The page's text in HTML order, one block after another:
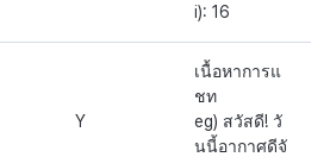
i): 16
Y
เนื้อหาการแ
ชท
eg) สวัสดี! วั
นนี้อากาศดีจั